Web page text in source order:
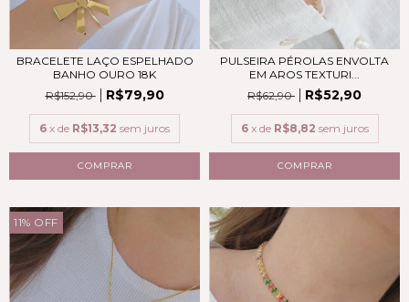
BRACELETE LAÇO ESPELHADO
BANHO OURO 18K
R$152,90
R$79,90
6 x de R$13,32 sem juros
PULSEIRA PÉROLAS ENVOLTA
EM AROS TEXTURI...
R$62,90
R$52,90
6 x de R$8,82 sem juros
11% OFF